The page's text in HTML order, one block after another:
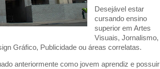
Desejável estar
cursando ensino
superior em Artes
Visuais, Jornalismo,
Gráfico, Publicidade ou áreas correlatas.
anteriormente como jovem aprendiz e possuir